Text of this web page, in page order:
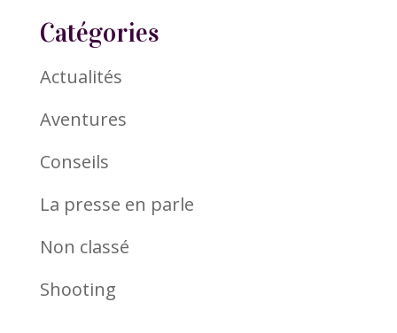
Catégories
Actualités
Aventures
Conseils
La presse en parle
Non classé
Shooting